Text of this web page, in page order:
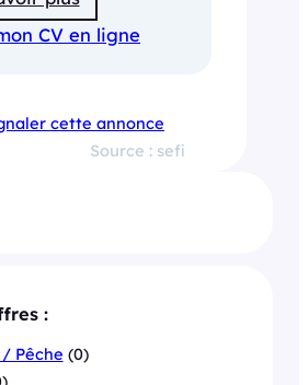
CV en ligne
cette annonce
Source : sefi
:
Pêche (0)